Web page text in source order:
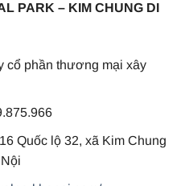
PARK – KIM CHUNG DI
cổ phần thương mại xây
Quốc lộ 32, xã Kim Chung